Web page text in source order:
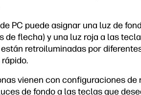
PC puede asignar una luz de
de flecha) y una luz roja a las
retroiluminadas por
vienen con configuraciones
de fondo a las teclas que